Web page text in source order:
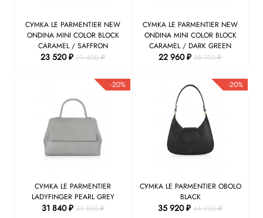
СУМКА LE PARMENTIER NEW
ONDINA MINI COLOR BLOCK
CARAMEL / SAFFRON
23 520 ₽ 29 400 ₽
СУМКА LE PARMENTIER NEW
ONDINA MINI COLOR BLOCK
CARAMEL / DARK GREEN
22 960 ₽ 28 700 ₽
-20%
СУМКА LE PARMENTIER
LADYFINGER PEARL GREY
31 840 ₽39 800 ₽
-20%
СУМКА LE PARMENTIER OBOLO
BLACK
35 920 ₽ 44 900 ₽